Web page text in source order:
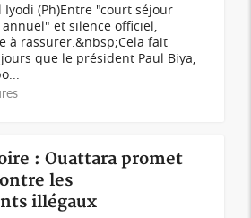
Iyodi (Ph)Entre "court séjour
et silence officiel,
à rassurer.&nbsp;Cela fait
que le président Paul Biya,
: Ouattara promet
les
illégaux